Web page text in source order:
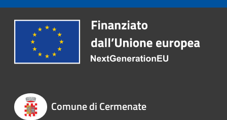
Comune di Cermenate